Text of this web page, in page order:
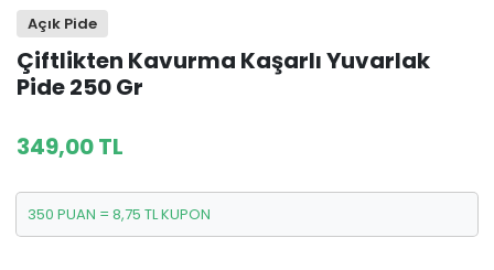
Açık Pide
Çiftlikten Kavurma Kaşarlı Yuvarlak
Pide 250 Gr
349,00 TL
350 PUAN = 8,75 TL KUPON